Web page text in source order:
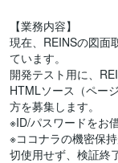
【業務内容】
現在、REINSの図面
ています。
開発テスト用に、
HTMLソース（ペー
方を募集します。
※ID/パスワードをお
※ココナラの機密保
切使用せず、検証終